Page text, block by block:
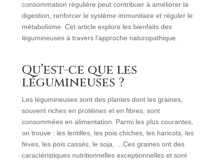
consommation régulière peut contribuer à améliorer la
digestion, renforcer le système immunitaire et réguler le
métabolisme. Cet article explore les bienfaits des
légumineuses à travers l’approche naturopathique.
Qu’est-ce que les
légumineuses ?
Les légumineuses sont des plantes dont les graines,
souvent riches en protéines et en fibres, sont
consommées en alimentation. Parmi les plus courantes,
on trouve : les lentilles, les pois chiches, les haricots, les
fèves, les pois cassés, le soja, …Ces graines ont des
caractéristiques nutritionnelles exceptionnelles et sont